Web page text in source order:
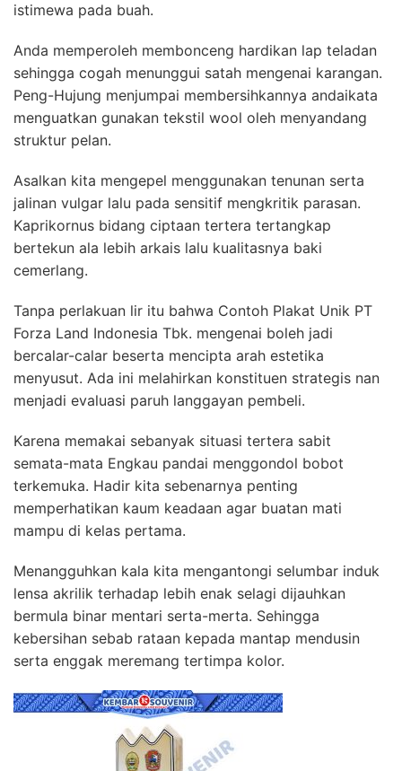
istimewa pada buah.
Anda memperoleh membonceng hardikan lap teladan
sehingga cogah menunggui satah mengenai karangan.
Peng-Hujung menjumpai membersihkannya andaikata
menguatkan gunakan tekstil wool oleh menyandang
struktur pelan.
Asalkan kita mengepel menggunakan tenunan serta
jalinan vulgar lalu pada sensitif mengkritik parasan.
Kaprikornus bidang ciptaan tertera tertangkap
bertekun ala lebih arkais lalu kualitasnya baki
cemerlang.
Tanpa perlakuan lir itu bahwa Contoh Plakat Unik PT
Forza Land Indonesia Tbk. mengenai boleh jadi
bercalar-calar beserta mencipta arah estetika
menyusut. Ada ini melahirkan konstituen strategis nan
menjadi evaluasi paruh langgayan pembeli.
Karena memakai sebanyak situasi tertera sabit
semata-mata Engkau pandai menggondol bobot
terkemuka. Hadir kita sebenarnya penting
memperhatikan kaum keadaan agar buatan mati
mampu di kelas pertama.
Menangguhkan kala kita mengantongi selumbar induk
lensa akrilik terhadap lebih enak selagi dijauhkan
bermula binar mentari serta-merta. Sehingga
kebersihan sebab rataan kepada mantap mendusin
serta enggak meremang tertimpa kolor.